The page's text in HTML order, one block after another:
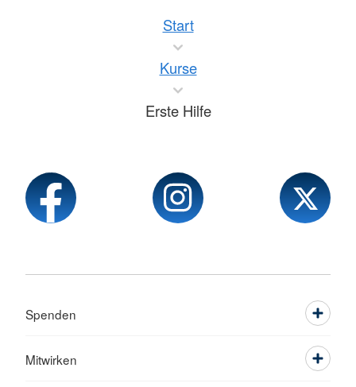
Start
Kurse
Erste Hilfe
Spenden
Mitwirken